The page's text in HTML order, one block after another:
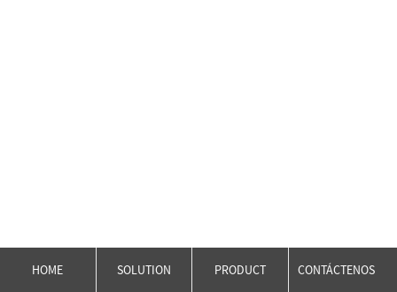
HOME SOLUTION PRODUCT CONTÁCTENOS